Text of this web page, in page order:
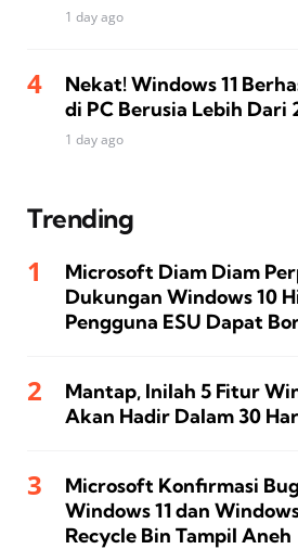
1 day ago
Nekat! Windows 11
di PC Berusia Lebih Dari
1 day ago
Trending
Microsoft Diam Diam
Dukungan Windows 10
Pengguna ESU Dapat
Mantap, Inilah 5 Fitur
Akan Hadir Dalam 30
Microsoft Konfirmasi
Windows 11 dan
Recycle Bin Tampil Aneh